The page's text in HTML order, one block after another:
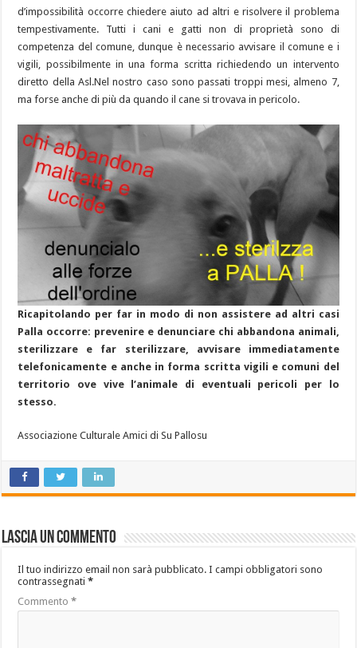
d’impossibilità occorre chiedere aiuto ad altri e risolvere il problema
tempestivamente. Tutti i cani e gatti non di proprietà sono di
competenza del comune, dunque è necessario avvisare il comune e i
vigili, possibilmente in una forma scritta richiedendo un intervento
diretto della Asl.Nel nostro caso sono passati troppi mesi, almeno 7,
ma forse anche di più da quando il cane si trovava in pericolo.
Ricapitolando per far in modo di non assistere ad altri casi
Palla occorre: prevenire e denunciare chi abbandona animali,
sterilizzare e far sterilizzare, avvisare immediatamente
telefonicamente e anche in forma scritta vigili e comuni del
territorio ove vive l’animale di eventuali pericoli per lo
stesso.
Associazione Culturale Amici di Su Pallosu
Lascia un commento
Il tuo indirizzo email non sarà pubblicato. I campi obbligatori sono
contrassegnati*
Commento*